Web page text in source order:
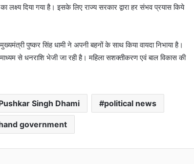
लक्ष्य दिया गया है। इसके लिए राज्य सरकार द्वारा हर संभव प्रयास किये
पुष्कर सिंह धामी ने अपनी बहनों के साथ किया वायदा निभाया है।
से धनराशि भेजी जा रही है। महिला सशक्तीकरण एवं बाल विकास की
Singh Dhami political news
government